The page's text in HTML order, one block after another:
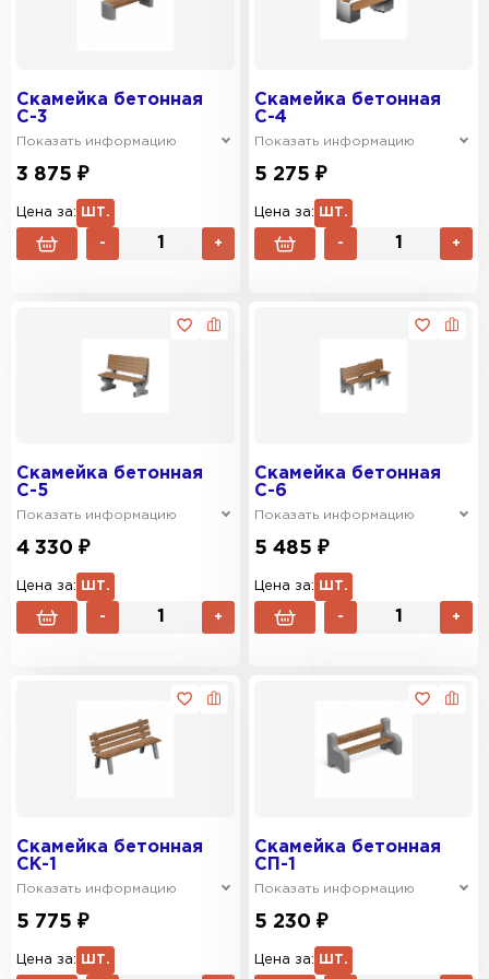
Скамейка бетонная
С-3
Показать информацию
3 875 ₽
Цена за: ШТ.
- +
Скамейка бетонная
С-4
Показать информацию
5 275 ₽
Цена за: ШТ.
- +
Скамейка бетонная
С-5
Показать информацию
4 330 ₽
Цена за: ШТ.
- +
Скамейка бетонная
С-6
Показать информацию
5 485 ₽
Цена за: ШТ.
- +
Скамейка бетонная
СК-1
Показать информацию
5 775 ₽
Цена за: ШТ.
Скамейка бетонная
СП-1
Показать информацию
5 230 ₽
Цена за: ШТ.